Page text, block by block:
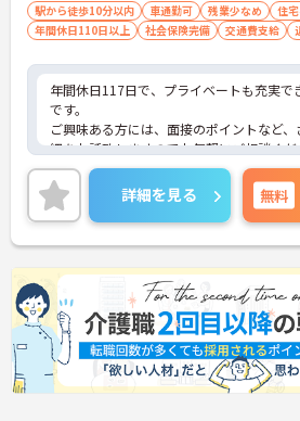
駅から徒歩10分以内 車通勤可 残業少なめ
住
年間休日110日以上
社会保険完備 交通費支給
年間休日117日で、プライベートも充実で
です。
ご興味ある方には、面接のポイントなど、
細をお話致しますのでお気軽にご相談く
詳細を見る 無料